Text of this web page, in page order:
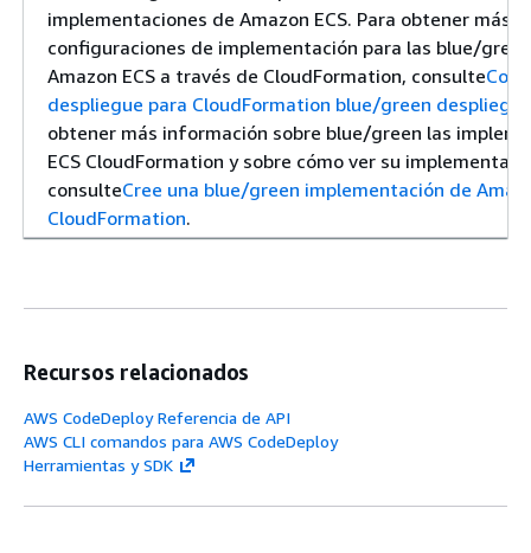
implementaciones de Amazon ECS. Para obtener más
configuraciones de implementación para las blue/
Amazon ECS a través de CloudFormation, consulte
despliegue para CloudFormation blue/green
obtener más información sobre blue/green las
ECS CloudFormation y sobre cómo ver su
consulteCree una blue/green implementación de
CloudFormation.
Recursos relacionados
AWS CodeDeploy Referencia de API
AWS CLI comandos para AWS CodeDeploy
Herramientas y SDK